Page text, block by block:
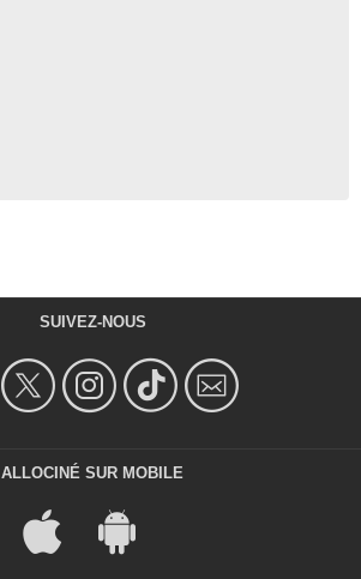
SUIVEZ-NOUS
ALLOCINÉ SUR MOBILE